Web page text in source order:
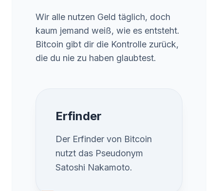
Wir alle nutzen Geld täglich, doch
kaum jemand weiß, wie es entsteht.
Bitcoin gibt dir die Kontrolle zurück,
die du nie zu haben glaubtest.
Erfinder
Der Erfinder von Bitcoin
nutzt das Pseudonym
Satoshi Nakamoto.